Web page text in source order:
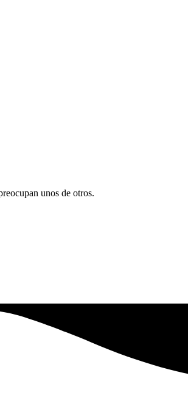
unos de otros.